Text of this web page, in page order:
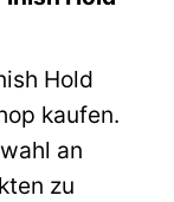
Hold
kaufen.
an
zu